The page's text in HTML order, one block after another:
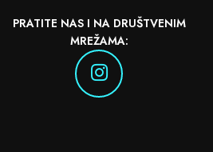
PRATITE NAS I NA DRUŠTVENIM
MREŽAMA: